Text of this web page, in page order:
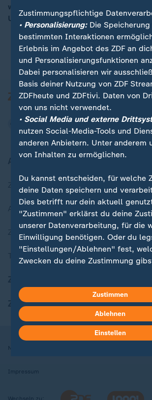
wahren", berichtet ZDF-Korrespondent
Ulrich.
Zuletzt veröffentlicht
Aktuelle Sendungs-Videos
ZDFheute Stories
Themen im Überblick
ZDFheute Apps
Nutzungsbedingungen
Impressum
Wechseln zu:
Zustimmungspflichtige
• Personalisierung:Die Speicherung
bestimmten Interaktionen
Erlebnis im Angebot des ZDF an
und Personalisierungsfunktionen
Dabei personalisieren wir
Basis deiner Nutzung von ZDF
ZDFheute und ZDFtivi. Daten von
von uns nicht verwendet.
• Social Media und externe
nutzen Social-Media-Tools und
anderen Anbietern. Unter anderem
von Inhalten zu ermöglichen.
Du kannst entscheiden, für welche
deine Daten speichern und
Dies betrifft nur dein aktuell
"Zustimmen" erklärst du deine
unserer Datenverarbeitung, für die
Einwilligung benötigen. Oder du
"Einstellungen/Ablehnen" fest,
Zwecken du deine Zustimmung
in deinen Einstellungen widerrufen
Hier findest du das Impressum.
Weitere Informationen findest du in
Datenschutzerklärung.
Zustimmen
Ablehnen
Einstellen